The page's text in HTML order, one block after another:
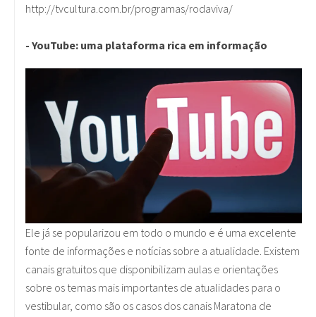
http://tvcultura.com.br/programas/rodaviva/
- YouTube: uma plataforma rica em informação
Ele já se popularizou em todo o mundo e é uma excelente
fonte de informações e notícias sobre a atualidade. Existem
canais gratuitos que disponibilizam aulas e orientações
sobre os temas mais importantes de atualidades para o
vestibular, como são os casos dos canais Maratona de